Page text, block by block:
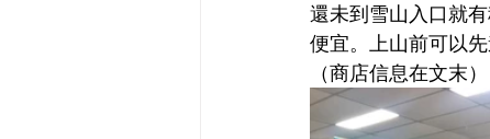
還未到雪山入口就
便宜。上山前可以
（商店信息在文末）